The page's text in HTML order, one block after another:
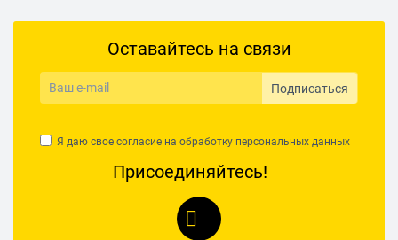
Оставайтесь на связи
Подписаться
Я даю свое согласие на обработку персональных данных
Присоединяйтесь!